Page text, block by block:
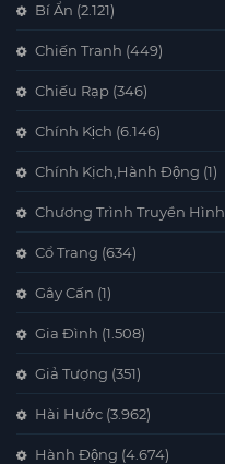
Bí Ẩn (2.121)
Chiến Tranh (449)
Chiếu Rạp (346)
Chính Kịch (6.146)
Chính Kịch,Hành Động (1)
Chương Trình Truyền Hình
Cổ Trang (634)
Gây Cấn (1)
Gia Đình (1.508)
Giả Tượng (351)
Hài Hước (3.962)
Hành Động (4.674)